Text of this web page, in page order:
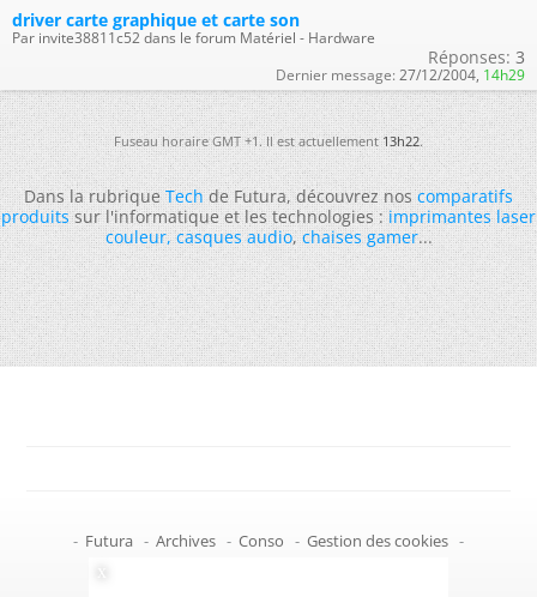
driver carte graphique et carte son
Par invite38811c52 dans le forum Matériel - Hardware
Réponses: 3
Dernier message: 27/12/2004, 14h29
Fuseau horaire GMT +1. Il est actuellement13h22.
Dans la rubriqueTechde Futura, découvrez noscomparatifs
produitssur l'informatique et les technologies :imprimantes laser
couleur,casques audio,chaises gamer...
- Futura - Archives - Conso - Gestion des cookies -